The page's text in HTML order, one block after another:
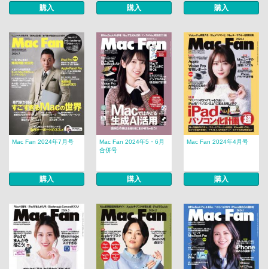
購入 購入 購入
Mac Fan 2024年7月号
購入
Mac Fan 2024年5・6月
合併号
購入
Mac Fan 2024年4月号
購入